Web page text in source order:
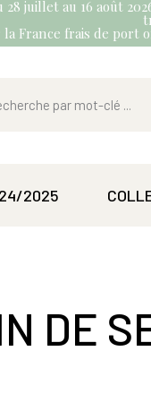
28 juillet au 16 août
la France frais de port
2025
DE